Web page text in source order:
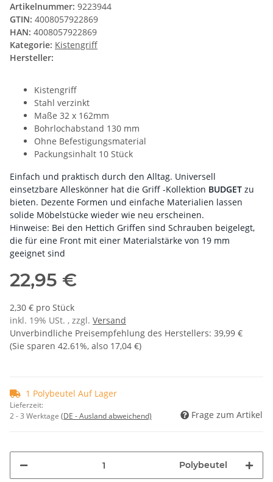
Artikelnummer: 9223944
GTIN: 4008057922869
HAN: 4008057922869
Kategorie: Kistengriff
Hersteller:
Kistengriff
Stahl verzinkt
Maße 32 x 162mm
Bohrlochabstand 130 mm
Ohne Befestigungsmaterial
Packungsinhalt 10 Stück
Einfach und praktisch durch den Alltag. Universell
einsetzbare Alleskönner hat die Griff -Kollektion BUDGET zu
bieten. Dezente Formen und einfache Materialien lassen
solide Möbelstücke wieder wie neu erscheinen.
Hinweise: Bei den Hettich Griffen sind Schrauben beigelegt,
die für eine Front mit einer Materialstärke von 19 mm
geeignet sind
22,95 €
2,30 € pro Stück
inkl. 19% USt. , zzgl. Versand
Unverbindliche Preisempfehlung des Herstellers: 39,99 €
(Sie sparen 42.61%, also 17,04 €)
1 Polybeutel Auf Lager
Lieferzeit:
2 - 3 Werktage (DE - Ausland abweichend) Frage zum Artikel
Polybeutel